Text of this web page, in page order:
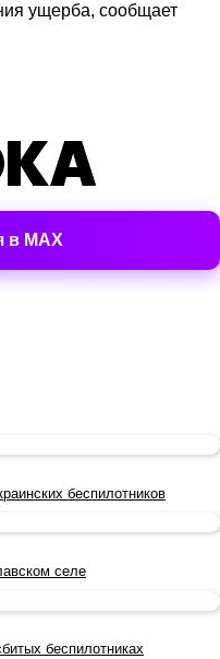
ущерба, сообщает
в MAX
беспилотников
селе
беспилотниках